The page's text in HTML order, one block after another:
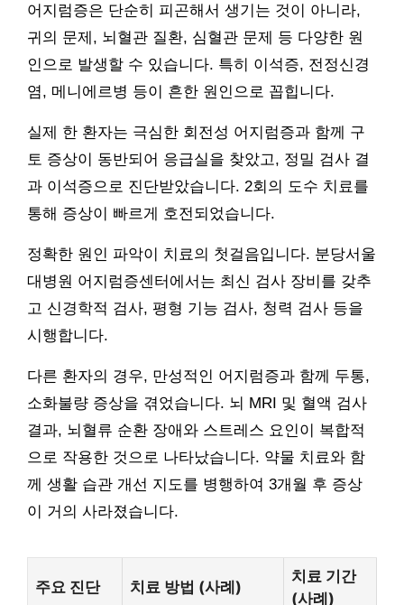
어지럼증은 단순히 피곤해서 생기는 것이 아니라,
귀의 문제, 뇌혈관 질환, 심혈관 문제 등 다양한 원
인으로 발생할 수 있습니다. 특히 이석증, 전정신경
염, 메니에르병 등이 흔한 원인으로 꼽힙니다.
실제 한 환자는 극심한 회전성 어지럼증과 함께 구
토 증상이 동반되어 응급실을 찾았고, 정밀 검사 결
과 이석증으로 진단받았습니다. 2회의 도수 치료를
통해 증상이 빠르게 호전되었습니다.
정확한 원인 파악이 치료의 첫걸음입니다. 분당서울
대병원 어지럼증센터에서는 최신 검사 장비를 갖추
고 신경학적 검사, 평형 기능 검사, 청력 검사 등을
시행합니다.
다른 환자의 경우, 만성적인 어지럼증과 함께 두통,
소화불량 증상을 겪었습니다. 뇌 MRI 및 혈액 검사
결과, 뇌혈류 순환 장애와 스트레스 요인이 복합적
으로 작용한 것으로 나타났습니다. 약물 치료와 함
께 생활 습관 개선 지도를 병행하여 3개월 후 증상
이 거의 사라졌습니다.
주요 진단 치료 방법 (사례)
치료 기간
(사례)